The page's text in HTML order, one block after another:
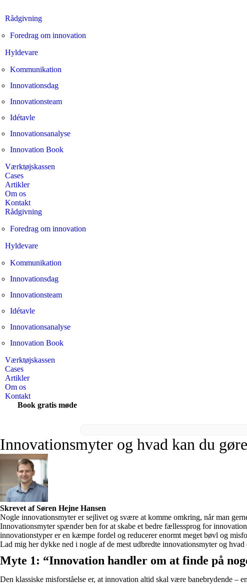
Rådgivning
Foredrag om innovation
Hyldevare
Kommunikation
Innovationsdag
Innovationsteam
Idétavle
Innovationsanalyse
Innovation Book
Værktøjskassen
Cases
Artikler
Om os
Kontakt
Rådgivning
Foredrag om innovation
Hyldevare
Kommunikation
Innovationsdag
Innovationsteam
Idétavle
Innovationsanalyse
Innovation Book
Værktøjskassen
Cases
Artikler
Om os
Kontakt
Book gratis møde
Innovationsmyter og hvad kan du
Skrevet af Søren Hejne Hansen
Nogle innovationsmyter er sejlivet og svære at komme omkring, når man
Innovationsmyter spænder ben for at skabe et bedre fællessprog for
innovationstyper er en kæmpe fordel og reducerer enormt meget bøvl og
Lad mig her dykke ned i nogle af de mest udbredte innovationsmyter og
Myte 1: “Innovation handler om at finde på
Den klassiske misforståelse er, at innovation altid skal være banebrydende –